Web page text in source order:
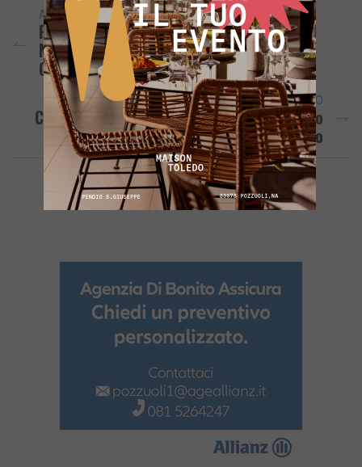
ARTICOLO PRECEDENTE
POZZUOLI/ Coppia Aggredita In Auto:
Malviventi Spaccano Vetro E Scippano
Orologio
ARTICOLO SUCCESSIVO
CAMPI FLEGREI/ Con “Ivan” Arrivano Freddo
E Gelo Fino A Capodanno